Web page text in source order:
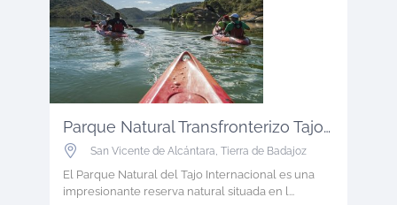
Parque Natural Transfronterizo Tajo ...
San Vicente de Alcántara, Tierra de Badajoz
El Parque Natural del Tajo Internacional es una
impresionante reserva natural situada en l...